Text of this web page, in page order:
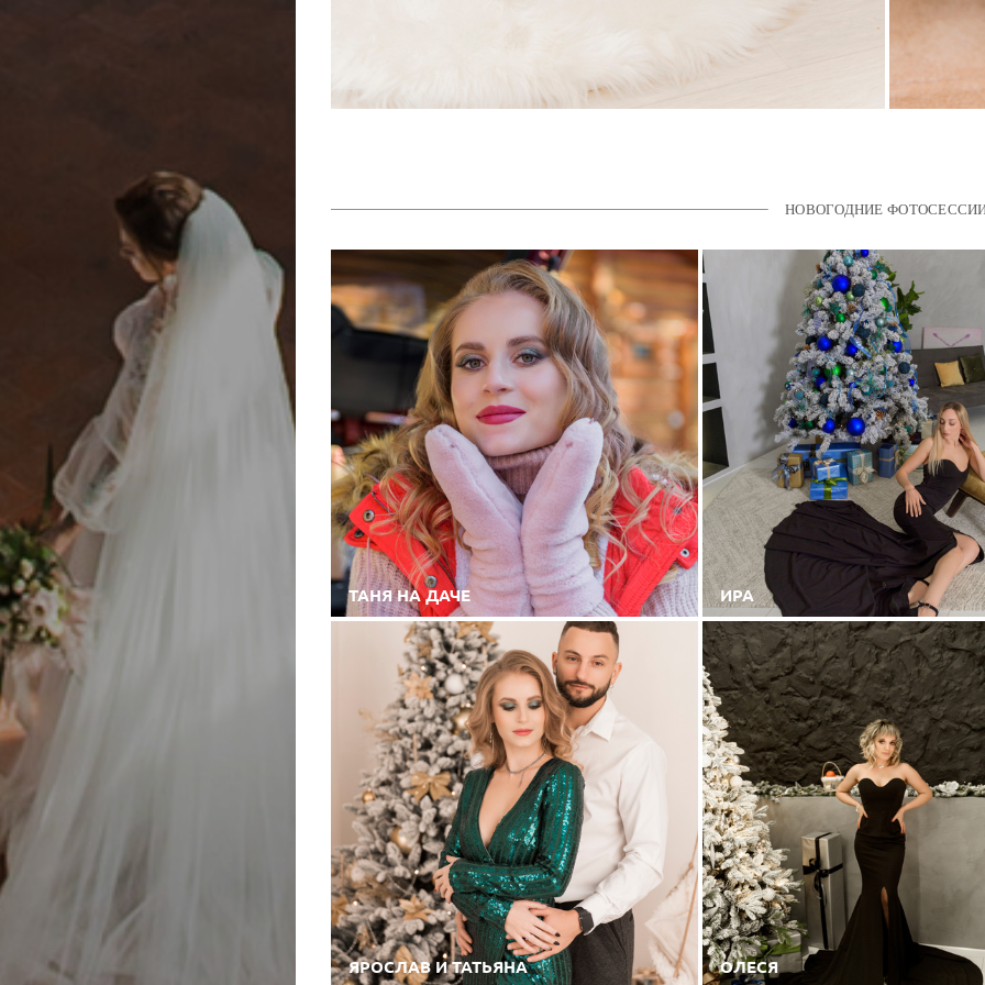
НОВОГОДНИЕ
ТАНЯ НА ДАЧЕ ИРА
ЯРОСЛАВ И ТАТЬЯНА ОЛЕСЯ